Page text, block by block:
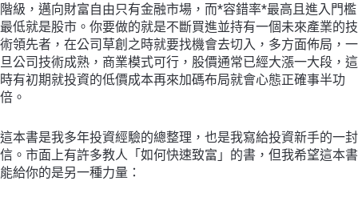
階級，邁向財富自由只有金融市場，而*容錯率*最高且進入門檻
最低就是股市。你要做的就是不斷買進並持有一個未來產業的技
術領先者，在公司草創之時就要找機會去切入，多方面佈局，一
旦公司技術成熟，商業模式可行，股價通常已經大漲一大段，這
時有初期就投資的低價成本再來加碼布局就會心態正確事半功
倍。
這本書是我多年投資經驗的總整理，也是我寫給投資新手的一封
信。市面上有許多教人「如何快速致富」的書，但我希望這本書
能給你的是另一種力量：